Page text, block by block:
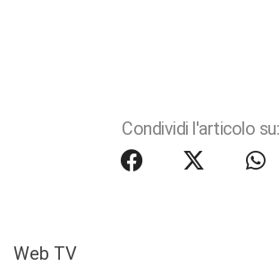
Condividi l'articolo su:
Web TV